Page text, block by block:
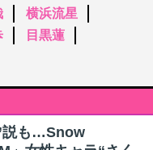
横浜流星
目黒蓮
説も…Snow